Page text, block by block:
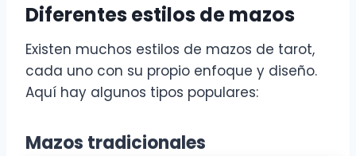
Diferentes estilos de mazos
Existen muchos estilos de mazos de tarot,
cada uno con su propio enfoque y diseño.
Aquí hay algunos tipos populares:
Mazos tradicionales